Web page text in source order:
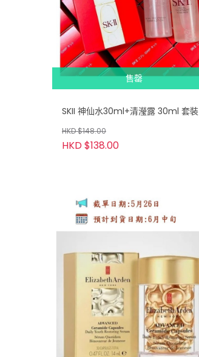
售罄
SKII 神仙水30ml+清瀅露 30ml 套裝
HKD $148.00
HKD $138.00